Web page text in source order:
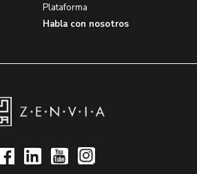
Plataforma
Habla con nosotros